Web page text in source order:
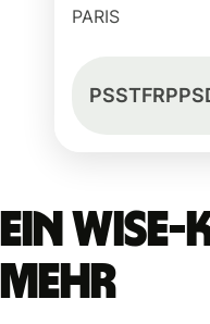
PARIS
Ein
mehr